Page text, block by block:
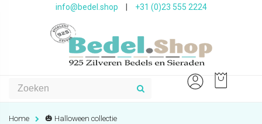
info@bedel.shop +31 (0)23 555 2224
Home 🎃 Halloween collectie